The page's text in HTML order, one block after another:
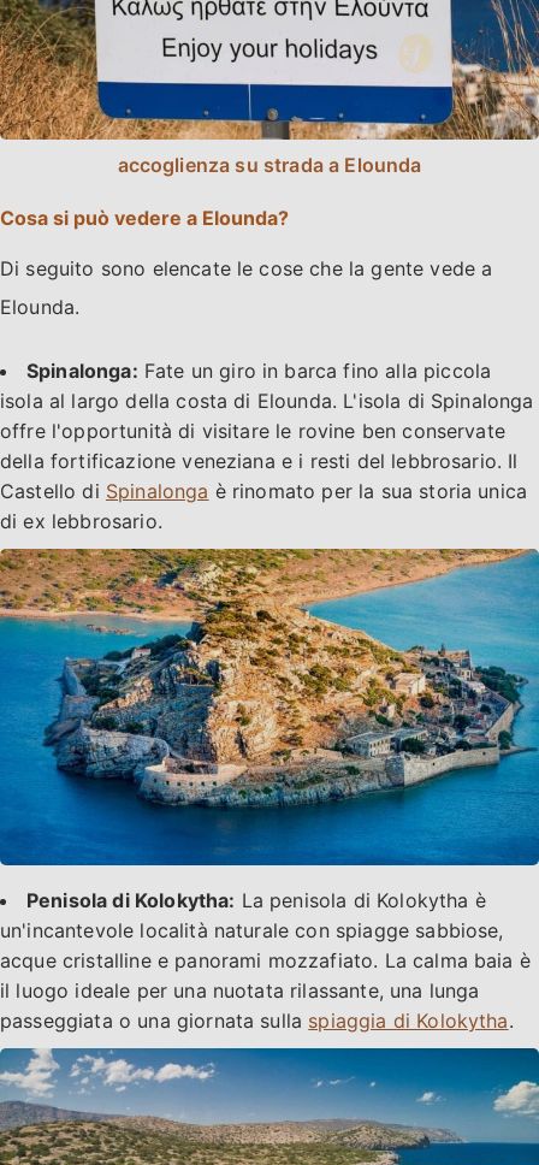
accoglienza su strada a Elounda
Cosa si può vedere a Elounda?
Di seguito sono elencate le cose che la gente vede a
Elounda.
Spinalonga: Fate un giro in barca fino alla piccola
isola al largo della costa di Elounda. L'isola di Spinalonga
offre l'opportunità di visitare le rovine ben conservate
della fortificazione veneziana e i resti del lebbrosario. Il
Castello di Spinalonga è rinomato per la sua storia unica
di ex lebbrosario.
Penisola di Kolokytha: La penisola di Kolokytha è
un'incantevole località naturale con spiagge sabbiose,
acque cristalline e panorami mozzafiato. La calma baia è
il luogo ideale per una nuotata rilassante, una lunga
passeggiata o una giornata sulla spiaggia di Kolokytha.